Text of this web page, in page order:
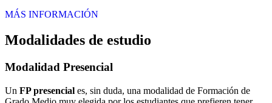
MÁS INFORMACIÓN
Modalidades de estudio
Modalidad Presencial
Un FP presencial es, sin duda, una modalidad de Formación de